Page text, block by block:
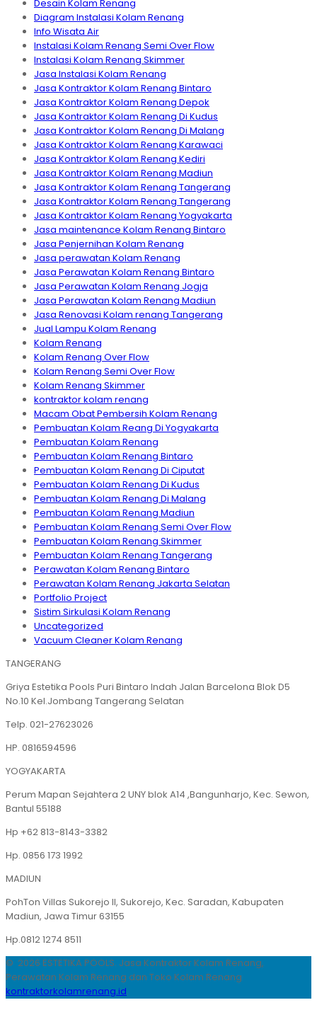
Desain Kolam Renang
Diagram Instalasi Kolam Renang
Info Wisata Air
Instalasi Kolam Renang Semi Over Flow
Instalasi Kolam Renang Skimmer
Jasa Instalasi Kolam Renang
Jasa Kontraktor Kolam Renang Bintaro
Jasa Kontraktor Kolam Renang Depok
Jasa Kontraktor Kolam Renang Di Kudus
Jasa Kontraktor Kolam Renang Di Malang
Jasa Kontraktor Kolam Renang Karawaci
Jasa Kontraktor Kolam Renang Kediri
Jasa Kontraktor Kolam Renang Madiun
Jasa Kontraktor Kolam Renang Tangerang
Jasa Kontraktor Kolam Renang Tangerang
Jasa Kontraktor Kolam Renang Yogyakarta
Jasa maintenance Kolam Renang Bintaro
Jasa Penjernihan Kolam Renang
Jasa perawatan Kolam Renang
Jasa Perawatan Kolam Renang Bintaro
Jasa Perawatan Kolam Renang Jogja
Jasa Perawatan Kolam Renang Madiun
Jasa Renovasi Kolam renang Tangerang
Jual Lampu Kolam Renang
Kolam Renang
Kolam Renang Over Flow
Kolam Renang Semi Over Flow
Kolam Renang Skimmer
kontraktor kolam renang
Macam Obat Pembersih Kolam Renang
Pembuatan Kolam Reang Di Yogyakarta
Pembuatan Kolam Renang
Pembuatan Kolam Renang Bintaro
Pembuatan Kolam Renang Di Ciputat
Pembuatan Kolam Renang Di Kudus
Pembuatan Kolam Renang Di Malang
Pembuatan Kolam Renang Madiun
Pembuatan Kolam Renang Semi Over Flow
Pembuatan Kolam Renang Skimmer
Pembuatan Kolam Renang Tangerang
Perawatan Kolam Renang Bintaro
Perawatan Kolam Renang Jakarta Selatan
Portfolio Project
Sistim Sirkulasi Kolam Renang
Uncategorized
Vacuum Cleaner Kolam Renang
TANGERANG
Griya Estetika Pools Puri Bintaro Indah Jalan Barcelona Blok D5
No.10 Kel.Jombang Tangerang Selatan
Telp. 021-27623026
HP. 0816594596
YOGYAKARTA
Perum Mapan Sejahtera 2 UNY blok A14 ,Bangunharjo, Kec. Sewon,
Bantul 55188
Hp +62 813-8143-3382
Hp. 0856 173 1992
MADIUN
PohTon Villas Sukorejo II, Sukorejo, Kec. Saradan, Kabupaten
Madiun, Jawa Timur 63155
Hp.0812 1274 8511
© 2026 ESTETIKA POOLS. Jasa Kontraktor Kolam Renang,
Perawatan Kolam Renang dan Toko Kolam Renang
kontraktorkolamrenang.id.